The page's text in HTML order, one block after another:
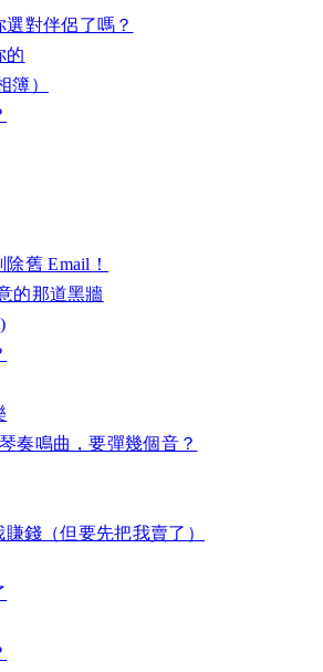
對伴侶了嗎？
的
簿）
舊 Email！
的那道黑牆
奏鳴曲，要彈幾個音？
賺錢（但要先把我賣了）